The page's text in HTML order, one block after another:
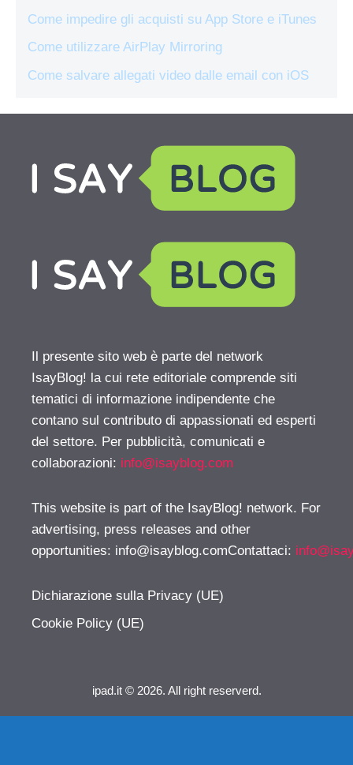
Come impedire gli acquisti su App Store e iTunes
Come utilizzare AirPlay Mirroring
Come salvare allegati video dalle email con iOS
Il presente sito web è parte del network
IsayBlog! la cui rete editoriale comprende siti
tematici di informazione indipendente che
contano sul contributo di appassionati ed esperti
del settore. Per pubblicità, comunicati e
collaborazioni: info@isayblog.com
This website is part of the IsayBlog! network. For
advertising, press releases and other
opportunities: info@isayblog.comContattaci:
Dichiarazione sulla Privacy (UE)
Cookie Policy (UE)
ipad.it © 2026. All right reserverd.